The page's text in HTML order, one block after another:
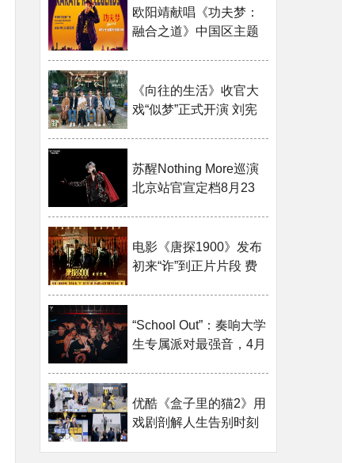
欧阳靖献唱《功夫梦：
融合之道》中国区主题
《向往的生活》收官大
戏“似梦”正式开演 刘宪
苏醒Nothing More巡演
北京站官宣定档8月23
电影《唐探1900》发布
初来“诈”到正片片段 费
“School Out”：奏响大学
生专属派对最强音，4月
优酷《盒子里的猫2》用
戏剧剖解人生告别时刻